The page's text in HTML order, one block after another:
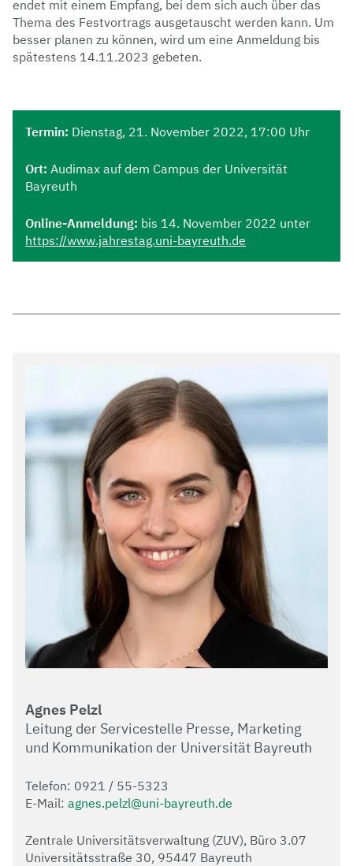
endet mit einem Empfang, bei dem sich auch über das
Thema des Festvortrags ausgetauscht werden kann. Um
besser planen zu können, wird um eine Anmeldung bis
spätestens 14.11.2023 gebeten.
Termin: Dienstag, 21. November 2022, 17:00 Uhr
Ort: Audimax auf dem Campus der Universität
Bayreuth
Online-Anmeldung: bis 14. November 2022 unter
https://www.jahrestag.uni-bayreuth.de
Agnes Pelzl
Leitung der Servicestelle Presse, Marketing
und Kommunikation der Universität Bayreuth
Telefon: 0921 / 55-5323
E-Mail: agnes.pelzl@uni-bayreuth.de
Zentrale Universitätsverwaltung (ZUV), Büro 3.07
Universitätsstraße 30, 95447 Bayreuth